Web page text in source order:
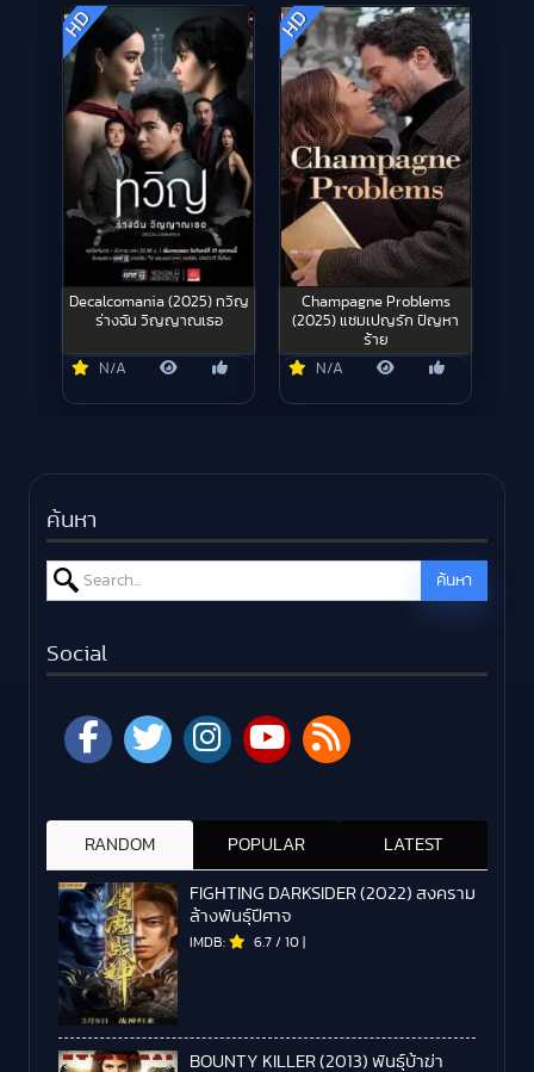
HD
Decalcomania (2025) ทวิญ
ร่างฉัน วิญญาณเธอ
N/A
HD
Champagne Problems
(2025) แชมเปญรัก ปัญหา
ร้าย
N/A
ค้นหา
Search for: ค้นหา
Social
RANDOM POPULAR LATEST
FIGHTING DARKSIDER (2022) สงคราม
ล้างพันธุ์ปีศาจ
IMDB: 6.7 / 10 |
BOUNTY KILLER (2013) พันธุ์บ้าฆ่า